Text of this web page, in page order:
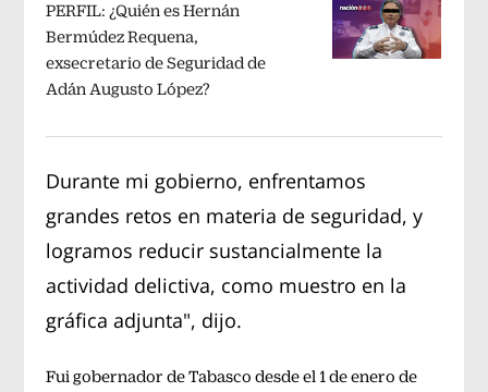
PERFIL: ¿Quién es Hernán
Bermúdez Requena,
exsecretario de Seguridad de
Adán Augusto López?
Durante mi gobierno, enfrentamos
grandes retos en materia de seguridad, y
logramos reducir sustancialmente la
actividad delictiva, como muestro en la
gráfica adjunta", dijo.
Fui gobernador de Tabasco desde el 1 de enero de